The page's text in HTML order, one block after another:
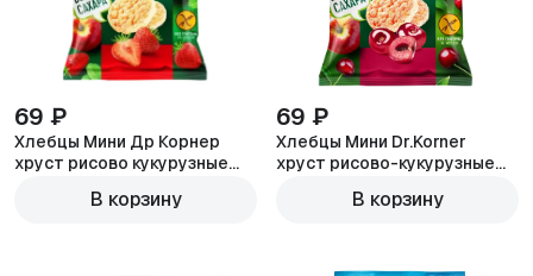
69 ₽
Хлебцы Мини Др Корнер
хруст рисово кукурузные
В корзину
69 ₽
Хлебцы Мини Dr.Korner
хруст рисово-кукурузные
В корзину